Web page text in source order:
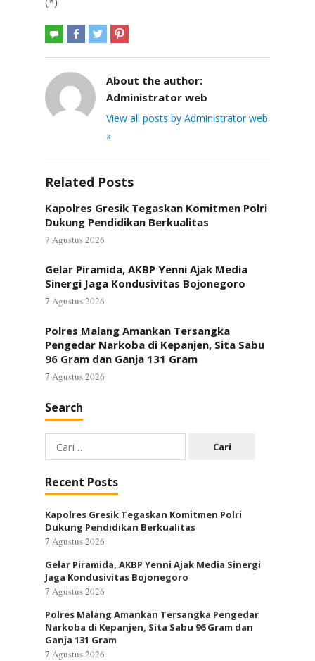
About the author:
Administrator web
View all posts by Administrator web
»
Related Posts
Kapolres Gresik Tegaskan Komitmen Polri
Dukung Pendidikan Berkualitas
7 Agustus 2026
Gelar Piramida, AKBP Yenni Ajak Media
Sinergi Jaga Kondusivitas Bojonegoro
7 Agustus 2026
Polres Malang Amankan Tersangka
Pengedar Narkoba di Kepanjen, Sita Sabu
96 Gram dan Ganja 131 Gram
7 Agustus 2026
Search
Cari
untuk:
Recent Posts
Kapolres Gresik Tegaskan Komitmen Polri
Dukung Pendidikan Berkualitas
7 Agustus 2026
Gelar Piramida, AKBP Yenni Ajak Media Sinergi
Jaga Kondusivitas Bojonegoro
7 Agustus 2026
Polres Malang Amankan Tersangka Pengedar
Narkoba di Kepanjen, Sita Sabu 96 Gram dan
Ganja 131 Gram
7 Agustus 2026